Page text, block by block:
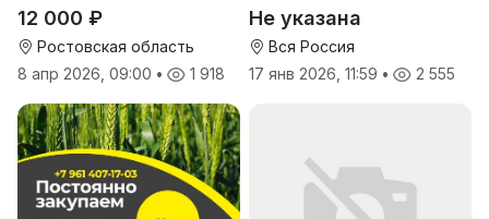
от Юг Руси
12 000 ₽
Ростовская область
8 апр 2026, 09:00 • 1 918
экспорт
Не указана
Вся Россия
17 янв 2026, 11:59 • 2 555